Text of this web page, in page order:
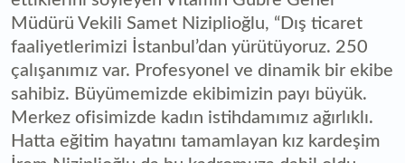
Müdürü Vekili Samet Niziplioğlu, “Dış ticaret
faaliyetlerimizi İstanbul’dan yürütüyoruz. 250
çalışanımız var. Profesyonel ve dinamik bir ekibe
sahibiz. Büyümemizde ekibimizin payı büyük.
Merkez ofisimizde kadın istihdamımız ağırlıklı.
Hatta eğitim hayatını tamamlayan kız kardeşim